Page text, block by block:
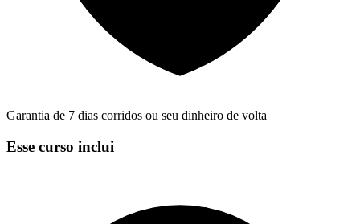
Garantia de 7 dias corridos ou seu dinheiro de volta
Esse curso inclui